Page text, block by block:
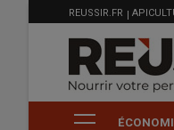
MENU
FILIÈRE
REUSSIR.FR